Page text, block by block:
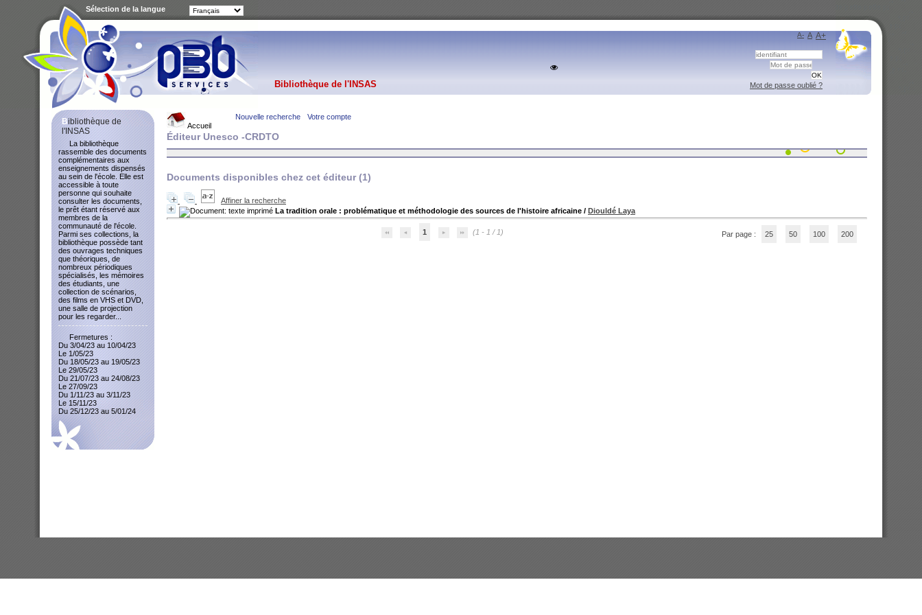
Accueil
Bibliothèque de l'INSAS
Nouvelle recherche Votre compte
Éditeur Unesco -CRDTO
Documents disponibles chez cet éditeur (1)
Affiner la recherche
La tradition orale : problématique et méthodologie des sources de l'histoire africaine / Diouldé Laya
1 (1 - 1 / 1) Par page : 25 50 100 200
Bibliothèque de
l'INSAS
La bibliothèque
rassemble des documents
complémentaires aux
enseignements dispensés
au sein de l'école. Elle est
accessible à toute
personne qui souhaite
consulter les documents,
le prêt étant réservé aux
membres de la
communauté de l'école.
Parmi ses collections, la
bibliothèque possède tant
des ouvrages techniques
que théoriques, de
nombreux périodiques
spécialisés, les mémoires
des étudiants, une
collection de scénarios,
des films en VHS et DVD,
une salle de projection
pour les regarder...
Fermetures :
Du 3/04/23 au 10/04/23
Le 1/05/23
Du 18/05/23 au 19/05/23
Le 29/05/23
Du 21/07/23 au 24/08/23
Le 27/09/23
Du 1/11/23 au 3/11/23
Le 15/11/23
Du 25/12/23 au 5/01/24
A- A A+
Sélection de la langue
Mot de passe oublié ?